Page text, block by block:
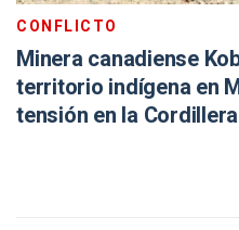
CONFLICTO
Minera canadiense
territorio indígena en
tensión en la Cordillera